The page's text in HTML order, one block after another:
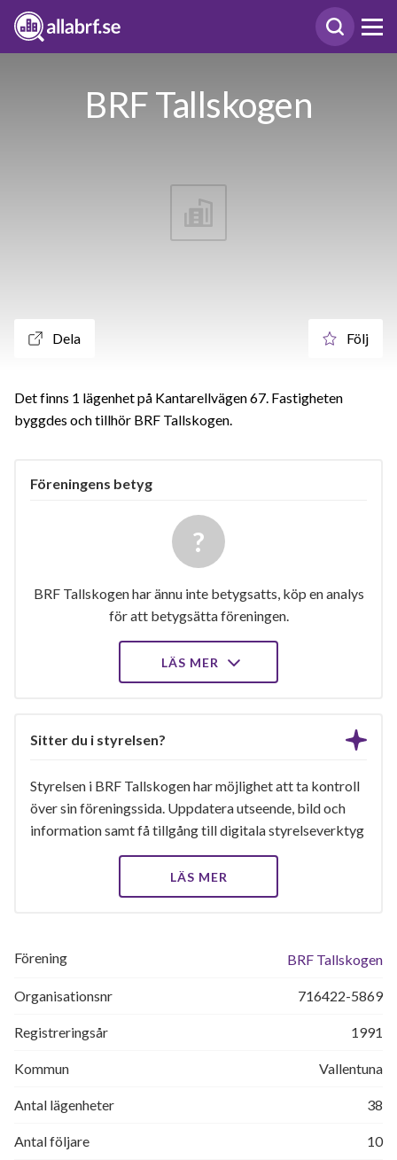
BRF Tallskogen
Dela Följ
Det finns 1 lägenhet på Kantarellvägen 67. Fastigheten
byggdes och tillhör BRF Tallskogen.
Föreningens betyg
BRF Tallskogen har ännu inte betygsatts, köp en analys
för att betygsätta föreningen.
LÄS MER
Sitter du i styrelsen?
Styrelsen i BRF Tallskogen har möjlighet att ta kontroll
över sin föreningssida. Uppdatera utseende, bild och
information samt få tillgång till digitala styrelseverktyg
LÄS MER
Förening BRF Tallskogen
Organisationsnr 716422-5869
Registreringsår 1991
Kommun Vallentuna
Antal lägenheter 38
Antal följare 10